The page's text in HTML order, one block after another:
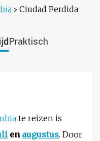
› Ciudad Perdida
Praktisch
te reizen is
en augustus. Door